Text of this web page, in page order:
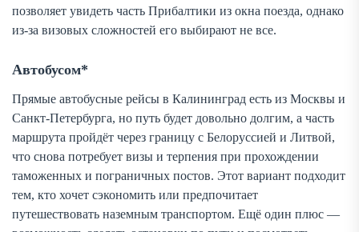
позволяет увидеть часть Прибалтики из окна поезда, однако
из-за визовых сложностей его выбирают не все.
Автобусом*
Прямые автобусные рейсы в Калининград есть из Москвы и
Санкт-Петербурга, но путь будет довольно долгим, а часть
маршрута пройдёт через границу с Белоруссией и Литвой,
что снова потребует визы и терпения при прохождении
таможенных и пограничных постов. Этот вариант подходит
тем, кто хочет сэкономить или предпочитает
путешествовать наземным транспортом. Ещё один плюс —